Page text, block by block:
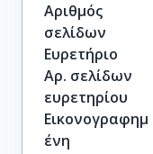
Αριθμός
σελίδων
Ευρετήριο
Αρ. σελίδων
ευρετηρίου
Εικονογραφημ
ένη